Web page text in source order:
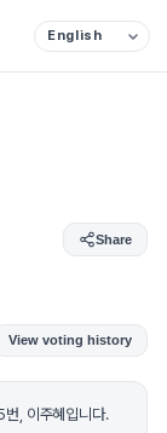
Share
View voting history
, 이주혜입니다.